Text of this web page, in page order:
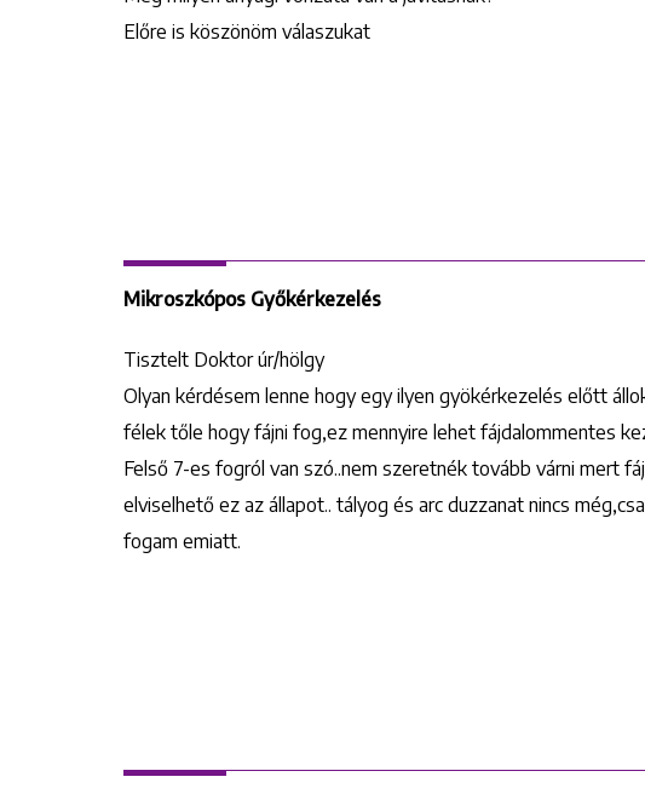
Előre is köszönöm válaszukat
Mikroszkópos Győkérkezelés
Tisztelt Doktor úr/hölgy
Olyan kérdésem lenne hogy egy ilyen gyökérkezelés előtt
félek tőle hogy fájni fog,ez mennyire lehet fájdalommentes
Felső 7-es fogról van szó..nem szeretnék tovább várni mert
elviselhető ez az állapot.. tályog és arc duzzanat nincs
fogam emiatt.